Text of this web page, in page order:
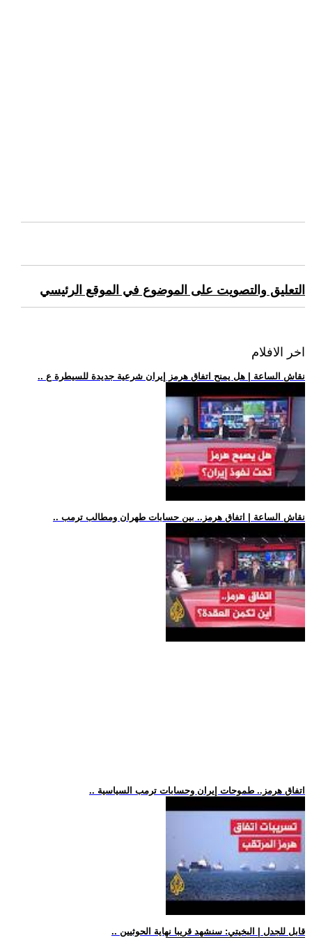
التعليق والتصويت على الموضوع في الموقع الرئيسي
اخر الافلام
.. نقاش الساعة | هل يمنح اتفاق هرمز إيران شرعية جديدة للسيطرة ع
.. نقاش الساعة | اتفاق هرمز.. بين حسابات طهران ومطالب ترمب
.. اتفاق هرمز.. طموحات إيران وحسابات ترمب السياسية
.. قابل للجدل | البخيتي: سنشهد قريبا نهاية الحوثيين